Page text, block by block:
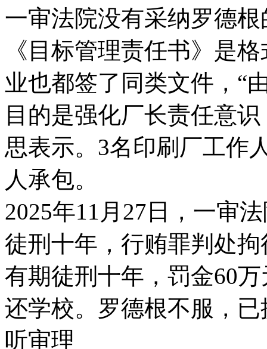
一审法院没有采纳罗德
《目标管理责任书》是
业也都签了同类文件，“
目的是强化厂长责任意
思表示。3名印刷厂工作
人承包。
2025年11月27日，一审
徒刑十年，行贿罪判处
有期徒刑十年，罚金60
还学校。罗德根不服，
听审理